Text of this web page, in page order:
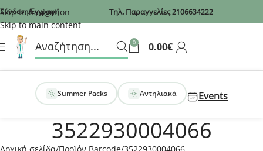
Recaptcha
Skip to navigation
Skip to main content
Σύνδεση/Εγγραφή Τηλ. Παραγγελίες2106634222
0 0.00€
Summer Packs Αντηλιακά Events
3522930004066